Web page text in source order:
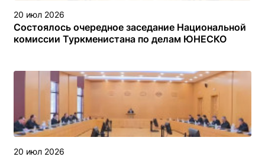
20 июл 2026
Состоялось очередное заседание Национальной
комиссии Туркменистана по делам ЮНЕСКО
20 июл 2026